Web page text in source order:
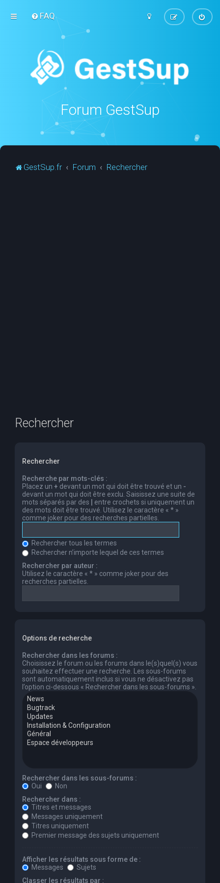
FAQ
Forum GestSup
GestSup.fr Forum Rechercher
Rechercher
Rechercher
Recherche par mots-clés :
Placez un + devant un mot qui doit être trouvé et un -
devant un mot qui doit être exclu. Saisissez une suite de
mots séparés par des
entre crochets si uniquement un
des mots doit être trouvé. Utilisez le caractère « * »
comme joker pour des recherches partielles.
Rechercher tous les termes
Rechercher n’importe lequel de ces termes
Rechercher par auteur :
Utilisez le caractère « * » comme joker pour des
recherches partielles.
Options de recherche
Rechercher dans les forums :
Choisissez le forum ou les forums dans le(s)quel(s) vous
souhaitez effectuer une recherche. Les sous-forums
sont automatiquement inclus si vous ne désactivez pas
l’option ci-dessous « Rechercher dans les sous-forums ».
Rechercher dans les sous-forums :
Oui
Non
Rechercher dans :
Titres et messages
Messages uniquement
Titres uniquement
Premier message des sujets uniquement
Afficher les résultats sous forme de :
Messages
Sujets
Classer les résultats par :